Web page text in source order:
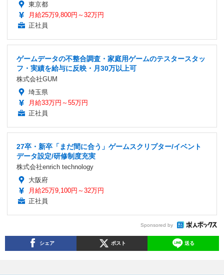
東京都
月給25万9,800円～32万円
正社員
ゲームデータの不整合調査・家庭用ゲームのテスタースタッ
フ・実績を給与に反映・月30万以上可
株式会社GUM
埼玉県
月給33万円～55万円
正社員
27卒・新卒「まだ間に合う」ゲームスクリプター/イベント
データ設定/研修制度充実
株式会社enrich technology
大阪府
月給25万9,100円～32万円
正社員
Sponsored by
シェア ポスト 送る